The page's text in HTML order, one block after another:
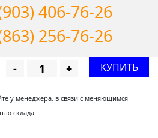
406-76-26
256-76-26
- + КУПИТЬ
у менеджера, в связи с меняющимся
склада.